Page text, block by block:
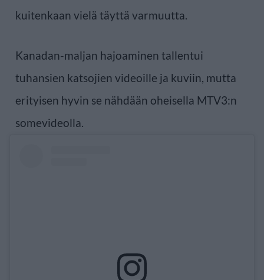
kuitenkaan vielä täyttä varmuutta.
Kanadan-maljan hajoaminen tallentui
tuhansien katsojien videoille ja kuviin, mutta
erityisen hyvin se nähdään oheisella MTV3:n
somevideolla.